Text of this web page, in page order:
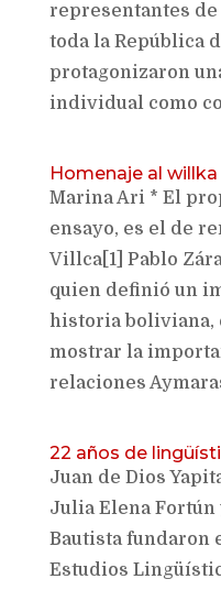
representantes
toda la República
protagonizaron
individual como
Homenaje al
Marina Ari * El
ensayo, es el de
Villca[1] Pablo
quien definió un
historia boliviana,
mostrar la
relaciones
22 años de
Juan de Dios
Julia Elena Fortún
Bautista fundaron
Estudios